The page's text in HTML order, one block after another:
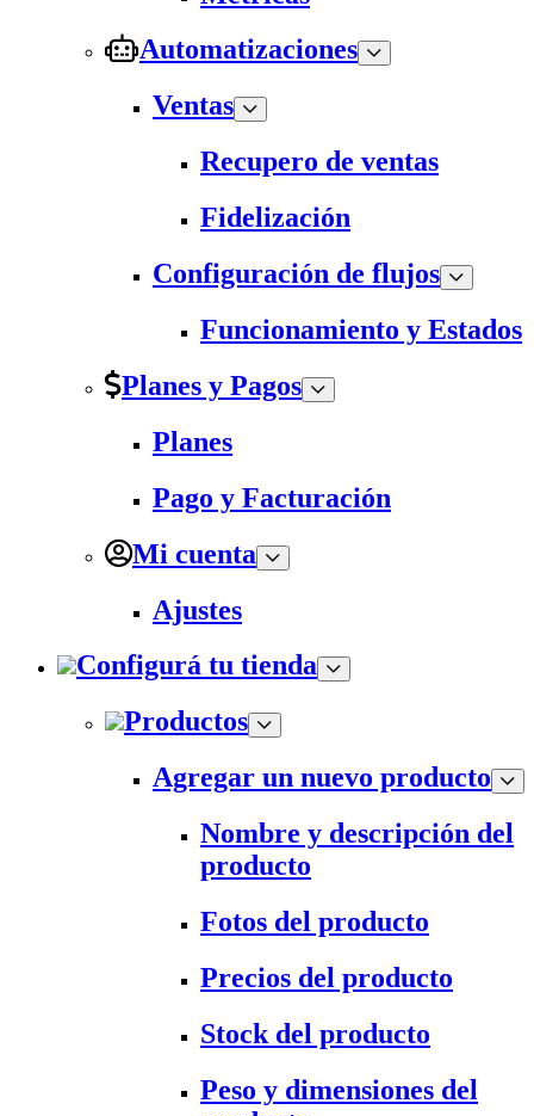
Automatizaciones
Ventas
Recupero de ventas
Fidelización
Configuración de flujos
Funcionamiento y Estados
Planes y Pagos
Planes
Pago y Facturación
Mi cuenta
Ajustes
Configurá tu tienda
Productos
Agregar un nuevo producto
Nombre y descripción del
producto
Fotos del producto
Precios del producto
Stock del producto
Peso y dimensiones del